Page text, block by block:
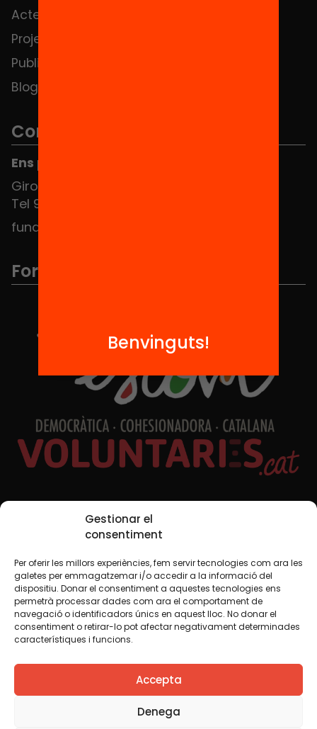
Gestionar el
consentiment
Per oferir les millors experiències, fem servir tecnologies com ara les
galetes per emmagatzemar i/o accedir a la informació del
dispositiu. Donar el consentiment a aquestes tecnologies ens
permetrà processar dades com ara el comportament de
navegació o identificadors únics en aquest lloc. No donar el
consentiment o retirar-lo pot afectar negativament determinades
característiques i funcions.
Accepta
Denega
Actes
Projectes
Publicacions i vídeos
Blog
Contacte
Ens pots trobar al Hub Social
Girona 34, interior 08010 Barcelona
Tel 934 588 700
fundacio@equitat.org
Formem part de...
Xarxes Socials
TWT YTB IG FB IN
Avís legalPolítica de cookies
Creiem que el coneixement s’ha de compartir. Per això
fem servir una llicència Creative Commons, llevat que en
algun material indiquem el contrari. Us animem a copiar,
redistribuir, remesclar o transformar i crear els continguts
Benvinguts!